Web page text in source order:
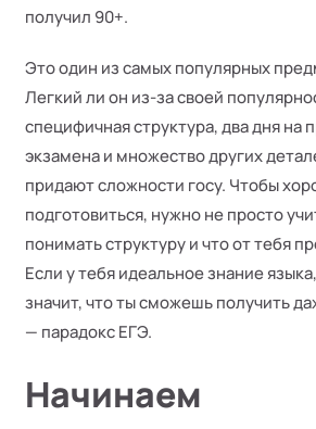
получил 90+.
Это один из самых популярных
Легкий ли он из-за своей
специфичная структура, два дня на
экзамена и множество других
придают сложности госу. Чтобы
подготовиться, нужно не просто
понимать структуру и что от тебя
Если у тебя идеальное знание
значит, что ты сможешь получить
— парадокс ЕГЭ.
Начинаем